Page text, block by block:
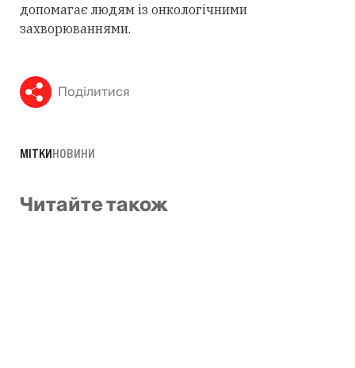
допомагає людям із онкологічними
захворюваннями.
Поділитися
МІТКИНОВИНИ
Читайте також